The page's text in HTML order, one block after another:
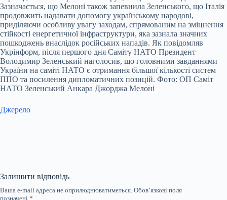
Зазначається, що Мелоні також запевнила Зеленського, що Італія
продовжить надавати допомогу українському народові,
приділяючи особливу увагу заходам, спрямованим на зміцнення
стійкості енергетичної інфраструктури, яка зазнала значних
пошкоджень внаслідок російських нападів. Як повідомляв
Укрінформ, після першого дня Саміту НАТО Президент
Володимир Зеленський наголосив, що головними завданнями
України на саміті НАТО є отримання більшої кількості систем
ППО та посилення дипломатичних позицій. Фото: ОП Саміт
НАТО Зеленський Анкара Джорджа Мелоні
Джерело
Залишити відповідь
Ваша e-mail адреса не оприлюднюватиметься. Обов’язкові поля
позначені *